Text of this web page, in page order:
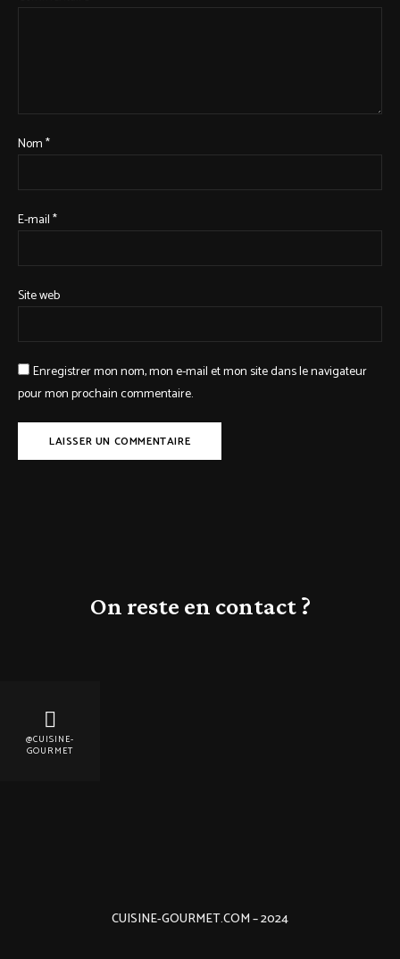
Nom*
E-mail*
Site web
Enregistrer mon nom, mon e-mail et mon site dans le navigateur
pour mon prochain commentaire.
On reste en contact ?
@CUISINE-
GOURMET
CUISINE-GOURMET.COM – 2024